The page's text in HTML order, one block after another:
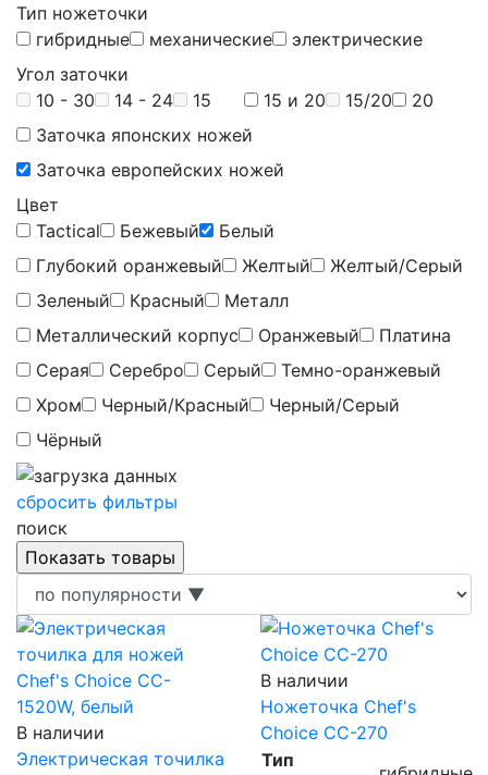
Тип ножеточки
гибридные
механические
электрические
Угол заточки
10 - 30
14 - 24 15 15 и 20 15/20
20
Заточка японских ножей
Заточка европейских ножей
Цвет
Tactical
Бежевый
Белый
Глубокий оранжевый
Желтый
Желтый/Серый
Зеленый
Красный
Металл
Металлический корпус
Оранжевый
Платина
Серая
Серебро Серый
Темно-оранжевый
Хром
Черный/Красный
Черный/Серый
Чёрный
сбросить фильтры
поиск
В наличии
Электрическая точилка
В наличии
Ножеточка Chef's
Choice CC-270
Тип